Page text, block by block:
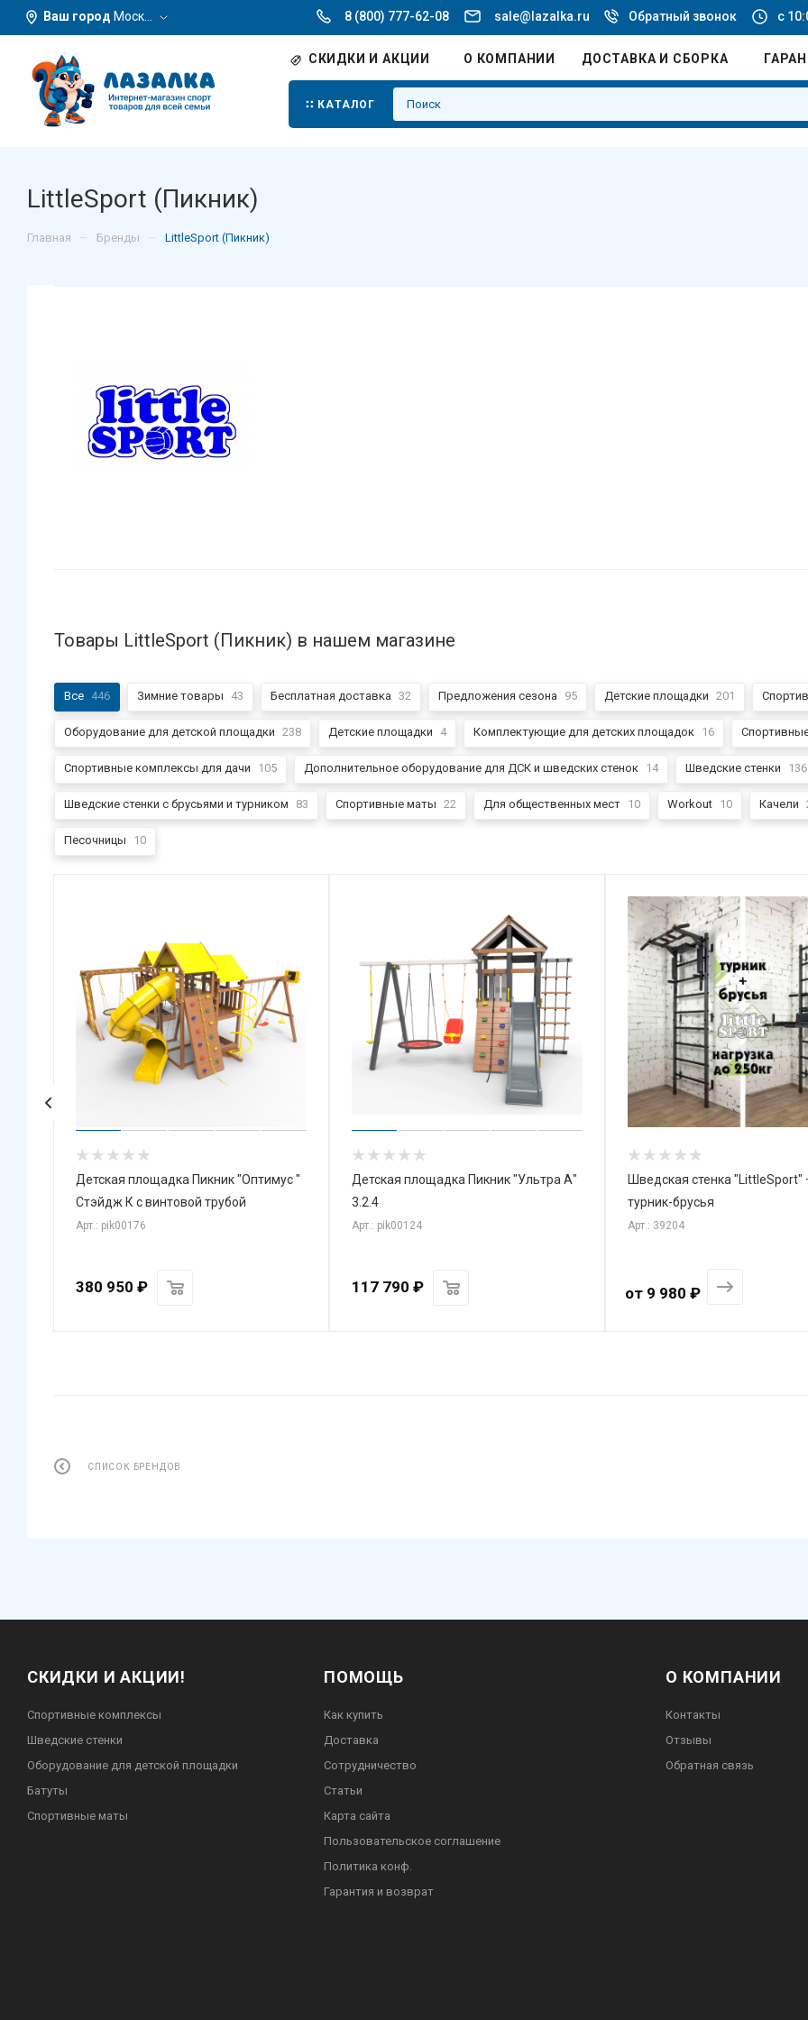
Ваш город Москва 8 (800) 777-62-08 sale@lazalka.ru Обратный звонок с
СКИДКИ И АКЦИИ О КОМПАНИИ ДОСТАВКА И СБОРКА
КАТАЛОГ
LittleSport (Пикник)
Главная – Бренды – LittleSport (Пикник)
Товары LittleSport (Пикник) в нашем магазине
Все 446 Зимние товары 43 Бесплатная доставка 32 Предложения сезона 95 Детские площадки 201
Оборудование для детской площадки 238 Детские площадки 4 Комплектующие для детских площадок 16
Спортивные комплексы для дачи 105 Дополнительное оборудование для ДСК и шведских стенок 14 Шведские стенки 136
Шведские стенки с брусьями и турником 83 Спортивные маты 22 Для общественных мест 10 Workout 10 Качели
Песочницы 10
Детская площадка Пикник "Оптимус "
Стэйдж К с винтовой трубой
Арт.: pik00176
380 950 ₽
Детская площадка Пикник "Ультра А"
3.2.4
Арт.: pik00124
117 790 ₽
Шведская стенка "LittleSport"
турник-брусья
Арт.: 39204
от 9 980 ₽
СПИСОК БРЕНДОВ
СКИДКИ И АКЦИИ!
Спортивные комплексы
Шведские стенки
Оборудование для детской площадки
Батуты
Спортивные маты
ПОМОЩЬ
Как купить
Доставка
Сотрудничество
Статьи
Карта сайта
Пользовательское соглашение
Политика конф.
Гарантия и возврат
О КОМПАНИИ
Контакты
Отзывы
Обратная связь